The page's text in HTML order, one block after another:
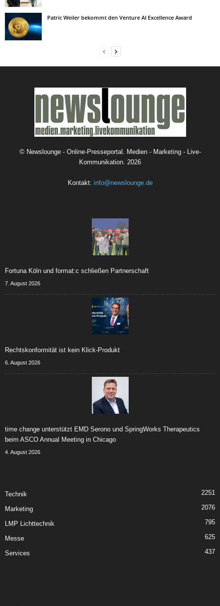
Patric Weiler bekommt den Venture AI Excellence Award
© Newslounge - Online-Presseportal. Medien - Marketing - Live-
Kommunikation. 2026
Kontakt: info@newslounge.de
Fortuna Köln und format:c schließen Partnerschaft
7. August 2026
Rechtskonformität ist kein Klick-Produkt
6. August 2026
time change unterstützt EMD Serono und SpringWorks Therapeutics
beim ASCO Annual Meeting in Chicago
4. August 2026
Technik 2251
Marketing 2076
LMP Lichttechnik 795
Messe 625
Services 437